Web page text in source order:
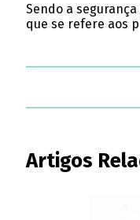
Sendo a
que se refere aos
Artigos